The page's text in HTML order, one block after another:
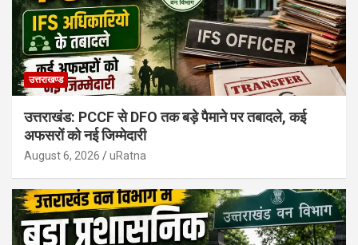
उत्तराखण्ड
उत्तराखंड: PCCF से DFO तक बड़े पैमाने पर तबादले, कई
अफसरों को नई जिम्मेदारी
August 6, 2026 uRatna